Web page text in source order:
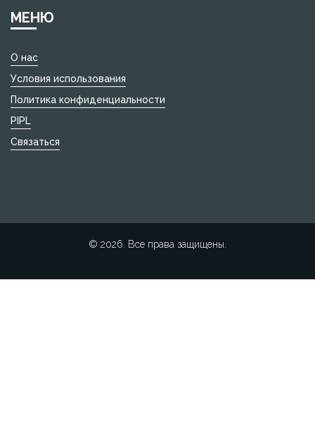
МЕНЮ
О нас
Условия использования
Политика конфиденциальности
PIPL
Связаться
© 2026. Все права защищены.